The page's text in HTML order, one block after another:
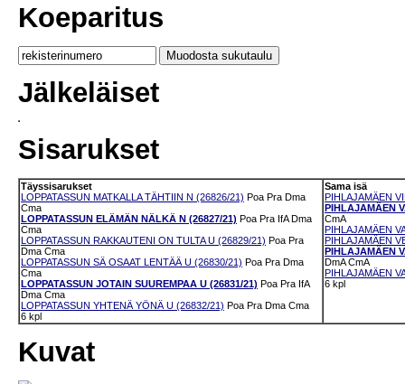
Koeparitus
Jälkeläiset
Sisarukset
Täyssisarukset
LOPPATASSUN MATKALLA TÄHTIIN N (26826/21) Poa Pra Dma
Cma
LOPPATASSUN ELÄMÄN NÄLKÄ N (26827/21) Poa Pra IfA Dma
Cma
LOPPATASSUN RAKKAUTENI ON TULTA U (26829/21) Poa Pra
Dma Cma
LOPPATASSUN SÄ OSAAT LENTÄÄ U (26830/21) Poa Pra Dma
Cma
LOPPATASSUN JOTAIN SUUREMPAA U (26831/21) Poa Pra IfA
Dma Cma
LOPPATASSUN YHTENÄ YÖNÄ U (26832/21) Poa Pra Dma Cma
6 kpl
Sama isä
PIHLAJAMÄEN
PIHLAJAMÄEN
CmA
PIHLAJAMÄEN
PIHLAJAMÄEN
PIHLAJAMÄEN
DmA CmA
PIHLAJAMÄEN
6 kpl
Kuvat